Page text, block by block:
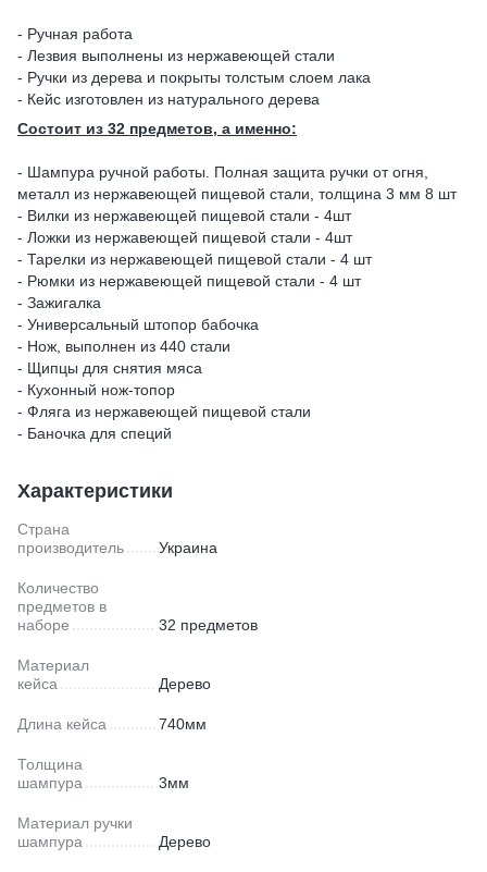
- Ручная работа
- Лезвия выполнены из нержавеющей стали
- Ручки из дерева и покрыты толстым слоем лака
- Кейс изготовлен из натурального дерева
Состоит из 32 предметов, а именно:
- Шампура ручной работы. Полная защита ручки от огня,
металл из нержавеющей пищевой стали, толщина 3 мм 8 шт
- Вилки из нержавеющей пищевой стали - 4шт
- Ложки из нержавеющей пищевой стали - 4шт
- Тарелки из нержавеющей пищевой стали - 4 шт
- Рюмки из нержавеющей пищевой стали - 4 шт
- Зажигалка
- Универсальный штопор бабочка
- Нож, выполнен из 440 стали
- Щипцы для снятия мяса
- Кухонный нож-топор
- Фляга из нержавеющей пищевой стали
- Баночка для специй
Характеристики
Страна
производитель
Украина
Количество
предметов в
наборе
32 предметов
Материал
кейса
Дерево
Длина кейса 740мм
Толщина
шампура
3мм
Материал ручки
шампура
Дерево